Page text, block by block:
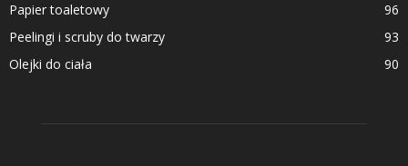
Papier toaletowy
96
Peelingi i scruby do twarzy
93
Olejki do ciała
90